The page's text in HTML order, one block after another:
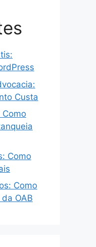
Custa
Como
Como
OAB